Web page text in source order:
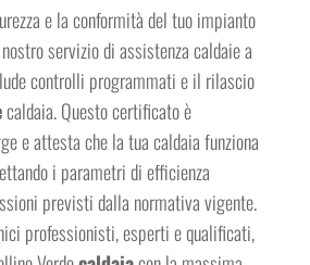
e la conformità del tuo impianto
servizio di assistenza caldaie a
controlli programmati e il rilascio
caldaia. Questo certificato è
e attesta che la tua caldaia funziona
i parametri di efficienza
previsti dalla normativa vigente.
professionisti, esperti e qualificati,